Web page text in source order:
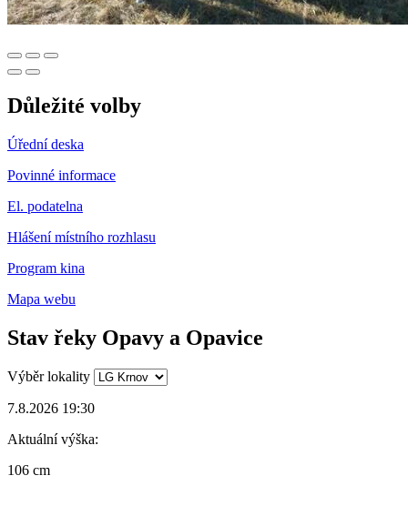
Důležité volby
Úřední deska
Povinné informace
El. podatelna
Hlášení místního rozhlasu
Program kina
Mapa webu
Stav řeky Opavy a Opavice
Výběr lokality
7.8.2026 19:30
Aktuální výška:
106 cm